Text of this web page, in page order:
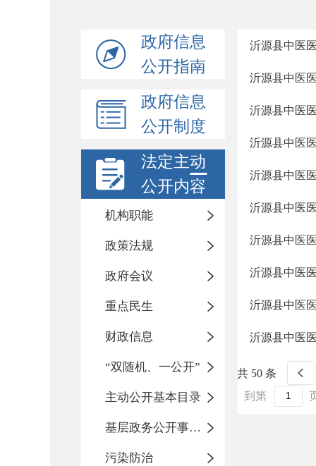
政府信息
公开指南
政府信息
公开制度
法定主动
公开内容
机构职能
政策法规
政府会议
重点民生
财政信息
“双随机、一公开”
主动公开基本目录
基层政务公开事项标准目录
污染防治
沂源县中医
沂源县中医
沂源县中医
沂源县中医
沂源县中医
沂源县中医
沂源县中医
沂源县中医
沂源县中医
沂源县中医
共 50 条
到第